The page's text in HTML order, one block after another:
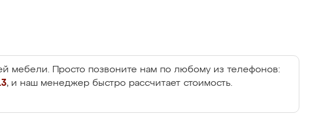
мебели. Просто позвоните нам по любому из телефонов:
, и наш менеджер быстро рассчитает стоимость.